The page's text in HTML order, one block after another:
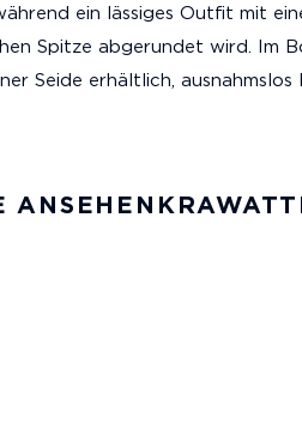
ein lässiges Outfit mit
Spitze abgerundet wird. Im
Seide erhältlich, ausnahmslos
ANSEHEN